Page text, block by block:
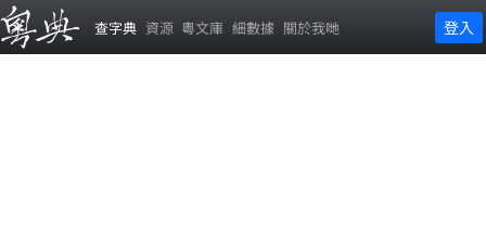
查字典 資源 粵文庫 細數據 關於我哋 登入